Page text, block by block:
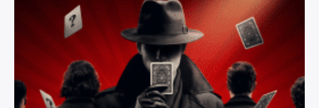
Déco & Maison